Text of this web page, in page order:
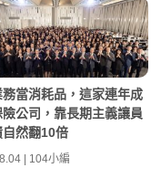
當消耗品，這家連年成
公司，靠長期主義讓員
然翻10倍
| 104小編